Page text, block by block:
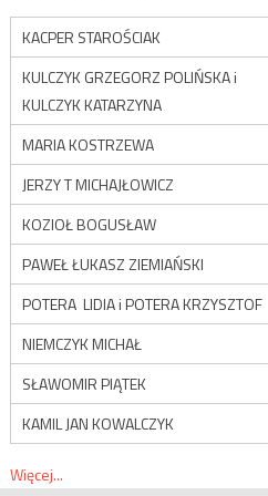
KACPER STAROŚCIAK
KULCZYK GRZEGORZ POLIŃSKA i
KULCZYK KATARZYNA
MARIA KOSTRZEWA
JERZY T MICHAJŁOWICZ
KOZIOŁ BOGUSŁAW
PAWEŁ ŁUKASZ ZIEMIAŃSKI
POTERA LIDIA i POTERA KRZYSZTOF
NIEMCZYK MICHAŁ
SŁAWOMIR PIĄTEK
KAMIL JAN KOWALCZYK
Więcej...